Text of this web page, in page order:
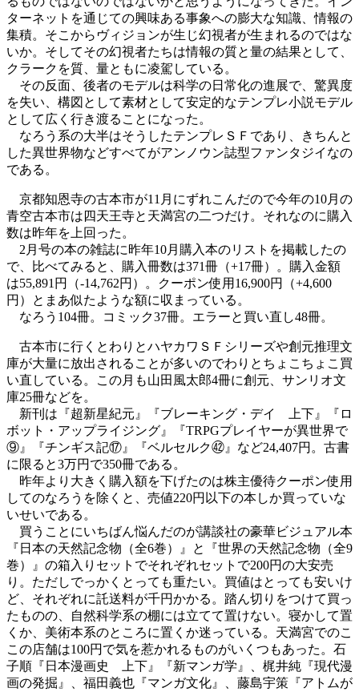
ターネットを通じての興味ある事象への膨大な知識、情報の
集積。そこからヴィジョンが生じ幻視者が生まれるのではな
いか。そしてその幻視者たちは情報の質と量の結果として、
クラークを質、量ともに凌駕している。
その反面、後者のモデルは科学の日常化の進展で、驚異度
を失い、構図として素材として安定的なテンプレ小説モデル
として広く行き渡ることになった。
なろう系の大半はそうしたテンプレＳＦであり、きちんと
した異世界物などすべてがアンノウン誌型ファンタジイなの
である。
京都知恩寺の古本市が11月にずれこんだので今年の10月の
青空古本市は四天王寺と天満宮の二つだけ。それなのに購入
数は昨年を上回った。
2月号の本の雑誌に昨年10月購入本のリストを掲載したの
で、比べてみると、購入冊数は371冊（+17冊）。購入金額
は55,891円（-14,762円）。クーポン使用16,900円（+4,600
円）とまあ似たような額に収まっている。
なろう104冊。コミック37冊。エラーと買い直し48冊。
古本市に行くとわりとハヤカワＳＦシリーズや創元推理文
庫が大量に放出されることが多いのでわりとちょこちょこ買
い直している。この月も山田風太郎4冊に創元、サンリオ文
庫25冊などを。
新刊は『超新星紀元』『ブレーキング・デイ 上下』『ロ
ボット・アップライジング』『TRPGプレイヤーが異世界で
⑨』『チンギス記⑰』『ベルセルク㊷』など24,407円。古書
に限ると3万円で350冊である。
昨年より大きく購入額を下げたのは株主優待クーポン使用
してのなろうを除くと、売値220円以下の本しか買っていな
いせいである。
買うことにいちばん悩んだのが講談社の豪華ビジュアル本
『日本の天然記念物（全6巻）』と『世界の天然記念物（全9
巻）』の箱入りセットでそれぞれセットで200円の大安売
り。ただしでっかくとっても重たい。買値はとっても安いけ
ど、それぞれに託送料が千円かかる。踏ん切りをつけて買っ
たものの、自然科学系の棚には立てて置けない。寝かして置
くか、美術本系のところに置くか迷っている。天満宮でのこ
この店舗は100円で気を惹かれるものがいくつもあった。石
子順『日本漫画史 上下』『新マンガ学』、梶井純『現代漫
画の発掘』、福田義也『マンガ文化』、藤島宇策『アトムが